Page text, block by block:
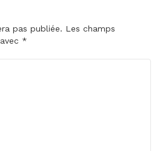
pas publiée. Les champs
*